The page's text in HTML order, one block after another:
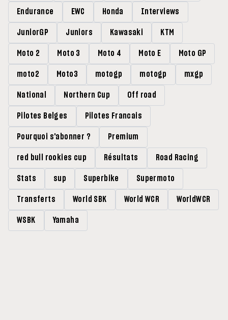
Endurance EWC Honda Interviews
JuniorGP Juniors Kawasaki KTM
Moto 2 Moto 3 Moto 4 Moto E Moto GP
moto2 Moto3 motogp motogp mxgp
National Northern Cup Off road
Pilotes Belges Pilotes Francais
Pourquoi s'abonner ? Premium
red bull rookies cup Résultats Road Racing
Stats sup Superbike Supermoto
Transferts World SBK World WCR WorldWCR
WSBK Yamaha